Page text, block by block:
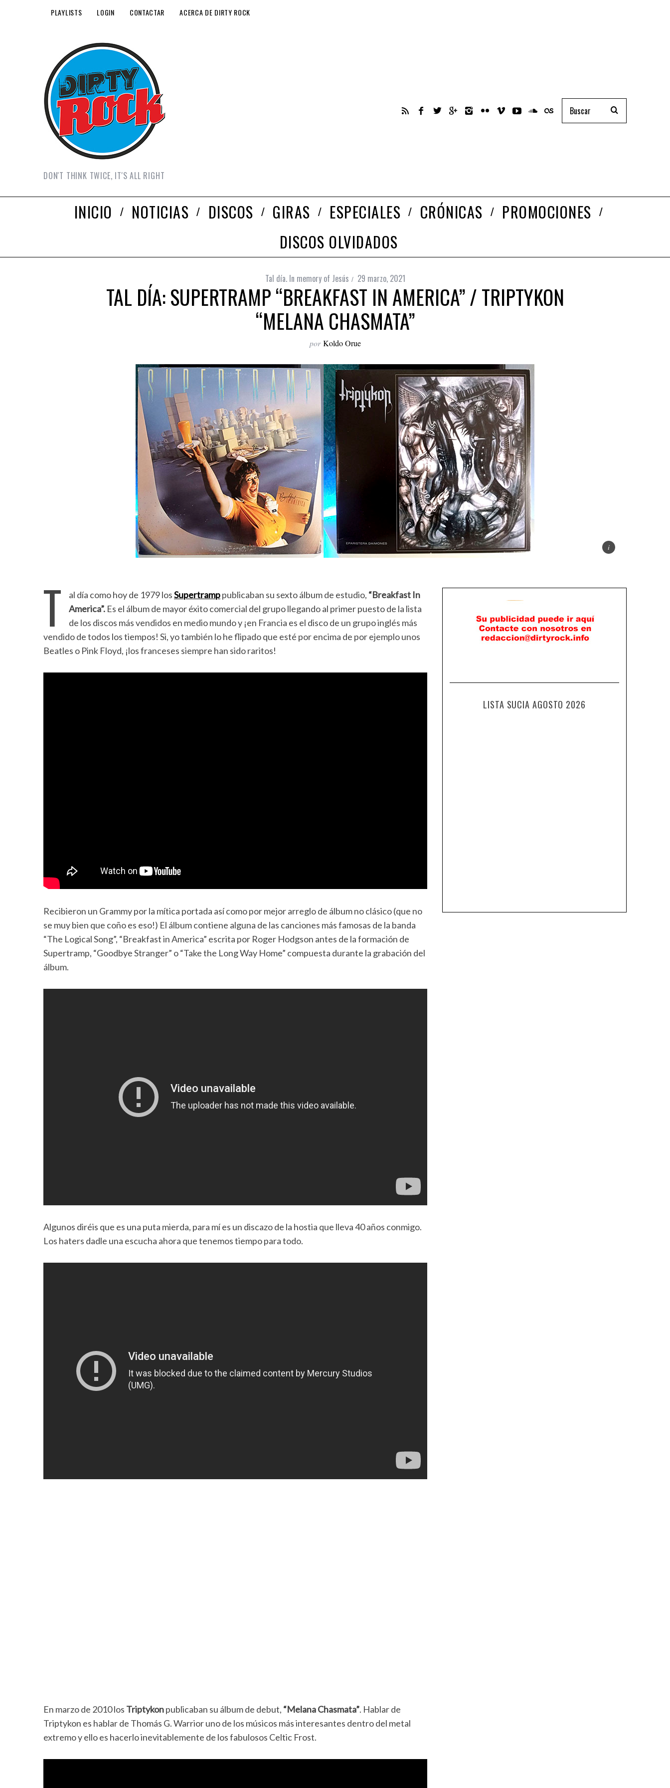
PLAYLISTS LOGIN CONTACTAR ACERCA DE DIRTY ROCK
DON'T THINK TWICE, IT'S ALL RIGHT
INICIO NOTICIAS DISCOS GIRAS ESPECIALES CRÓNICAS
PROMOCIONES
DISCOS OLVIDADOS
Tal día. In memory of Jesús 29 marzo, 2021
TAL DÍA: SUPERTRAMP “BREAKFAST IN AMERICA” / TRIPTYKON
“MELANA CHASMATA”
por Koldo Orue
T al día como hoy de 1979 losSupertramppublicaban su sexto álbum de estudio, “Breakfast In
America”. Es el álbum de mayor éxito comercial del grupo llegando al primer puesto de la lista
de los discos más vendidos en medio mundo y ¡en Francia es el disco de un grupo inglés más
vendido de todos los tiempos! Si, yo también lo he flipado que esté por encima de por ejemplo unos
Beatles o Pink Floyd, ¡los franceses siempre han sido raritos!
Recibieron un Grammy por la mítica portada así como por mejor arreglo de álbum no clásico (que no
se muy bien que coño es eso!) El álbum contiene alguna de las canciones más famosas de la banda
“The Logical Song”, “Breakfast in America” escrita por Roger Hodgson antes de la formación de
Supertramp, “Goodbye Stranger” o “Take the Long Way Home” compuesta durante la grabación del
álbum.
Algunos diréis que es una puta mierda, para mí es un discazo de la hostia que lleva 40 años conmigo.
Los haters dadle una escucha ahora que tenemos tiempo para todo.
En marzo de 2010 los Triptykonpublicaban su álbum de debut, “Melana Chasmata”. Hablar de
Triptykon es hablar de Thomás G. Warrior uno de los músicos más interesantes dentro del metal
extremo y ello es hacerlo inevitablemente de los fabulosos Celtic Frost.
LISTA SUCIA AGOSTO 2026